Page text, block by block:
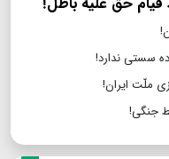
سستی ندارد!
ملّت ایران!
جنگی!